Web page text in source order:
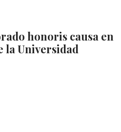
honoris causa en
la Universidad